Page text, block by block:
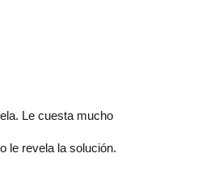
Le cuesta mucho
le revela la solución.